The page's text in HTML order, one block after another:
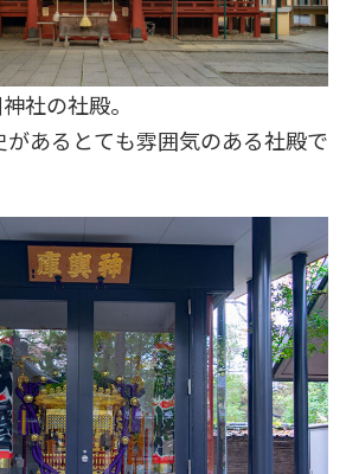
社の社殿。
があるとても雰囲気のある社殿で